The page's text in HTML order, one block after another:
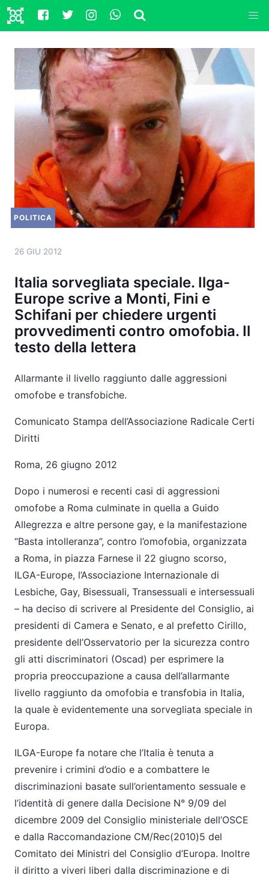
POLITICA
26 GIU 2012
Italia sorvegliata speciale. Ilga-
Europe scrive a Monti, Fini e
Schifani per chiedere urgenti
provvedimenti contro omofobia. Il
testo della lettera
Allarmante il livello raggiunto dalle aggressioni
omofobe e transfobiche.
Comunicato Stampa dell’Associazione Radicale Certi
Diritti
Roma, 26 giugno 2012
Dopo i numerosi e recenti casi di aggressioni
omofobe a Roma culminate in quella a Guido
Allegrezza e altre persone gay, e la manifestazione
“Basta intolleranza”, contro l’omofobia, organizzata
a Roma, in piazza Farnese il 22 giugno scorso,
ILGA-Europe, l’Associazione Internazionale di
Lesbiche, Gay, Bisessuali, Transessuali e intersessuali
– ha deciso di scrivere al Presidente del Consiglio, ai
presidenti di Camera e Senato, e al prefetto Cirillo,
presidente dell’Osservatorio per la sicurezza contro
gli atti discriminatori (Oscad) per esprimere la
propria preoccupazione a causa dell’allarmante
livello raggiunto da omofobia e transfobia in Italia,
la quale è evidentemente una sorvegliata speciale in
Europa.
ILGA-Europe fa notare che l’Italia è tenuta a
prevenire i crimini d’odio e a combattere le
discriminazioni basate sull’orientamento sessuale e
l’identità di genere dalla Decisione N° 9/09 del
dicembre 2009 del Consiglio ministeriale dell’OSCE
e dalla Raccomandazione CM/Rec(2010)5 del
Comitato dei Ministri del Consiglio d’Europa. Inoltre
il diritto a viveri liberi dalla discriminazione e di